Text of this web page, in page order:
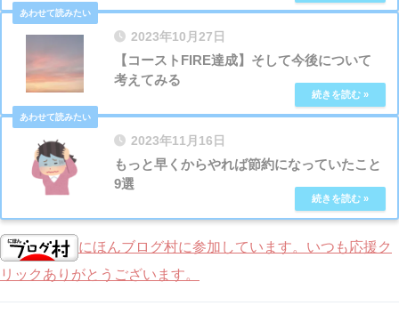
2023年10月27日
【コーストFIRE達成】そして今後について
考えてみる
2023年11月16日
もっと早くからやれば節約になっていたこと
9選
にほんブログ村に参加しています。いつも応援ク
リックありがとうございます。